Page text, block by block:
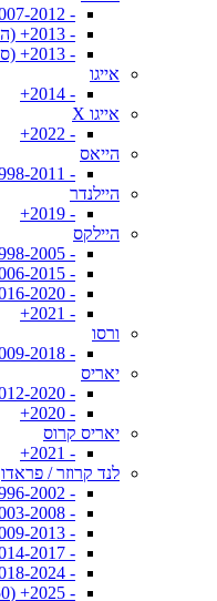
- 2007-2012
- 2013+ (הצ'בק)
- 2013+ (סטיישן)
אייגו
- 2014+
אייגו X
- 2022+
הייאס
- 1998-2011
היילנדר
- 2019+
היילקס
- 1998-2005
- 2006-2015
- 2016-2020
- 2021+
ורסו
- 2009-2018
יאריס
- 2012-2020
- 2020+
יאריס קרוס
- 2021+
לנד קרוזר / פראדו
- 1996-2002 (J90)
- 2003-2008 (J120)
- 2009-2013 (J150)
- 2014-2017 (J150)
- 2018-2024 (J150)
- 2025+ (J250)